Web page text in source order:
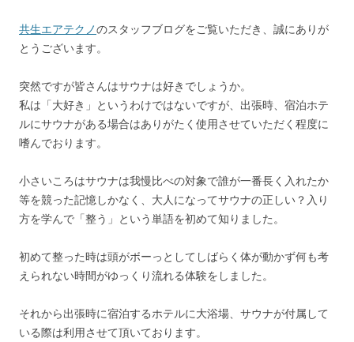
共生エアテクノのスタッフブログをご覧いただき、誠にありが
とうございます。
突然ですが皆さんはサウナは好きでしょうか。
私は「大好き」というわけではないですが、出張時、宿泊ホテ
ルにサウナがある場合はありがたく使用させていただく程度に
嗜んでおります。
小さいころはサウナは我慢比べの対象で誰が一番長く入れたか
等を競った記憶しかなく、大人になってサウナの正しい？入り
方を学んで「整う」という単語を初めて知りました。
初めて整った時は頭がボーっとしてしばらく体が動かず何も考
えられない時間がゆっくり流れる体験をしました。
それから出張時に宿泊するホテルに大浴場、サウナが付属して
いる際は利用させて頂いております。